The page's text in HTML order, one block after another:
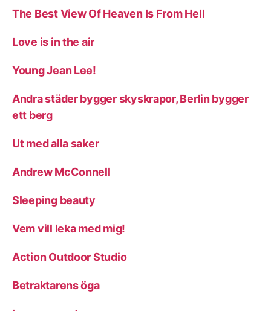
The Best View Of Heaven Is From Hell
Love is in the air
Young Jean Lee!
Andra städer bygger skyskrapor, Berlin bygger
ett berg
Ut med alla saker
Andrew McConnell
Sleeping beauty
Vem vill leka med mig!
Action Outdoor Studio
Betraktarens öga